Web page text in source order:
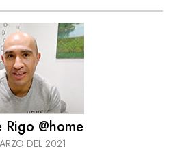
Rigo @home
DEL 2021